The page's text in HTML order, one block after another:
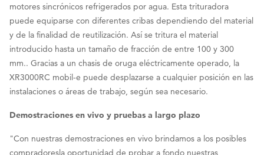
motores sincrónicos refrigerados por agua. Esta trituradora
puede equiparse con diferentes cribas dependiendo del material
y de la finalidad de reutilización. Así se tritura el material
introducido hasta un tamaño de fracción de entre 100 y 300
mm.. Gracias a un chasis de oruga eléctricamente operado, la
XR3000RC mobil-e puede desplazarse a cualquier posición en las
instalaciones o áreas de trabajo, según sea necesario.
Demostraciones en vivo y pruebas a largo plazo
"Con nuestras demostraciones en vivo brindamos a los posibles
compradoresla oportunidad de probar a fondo nuestras